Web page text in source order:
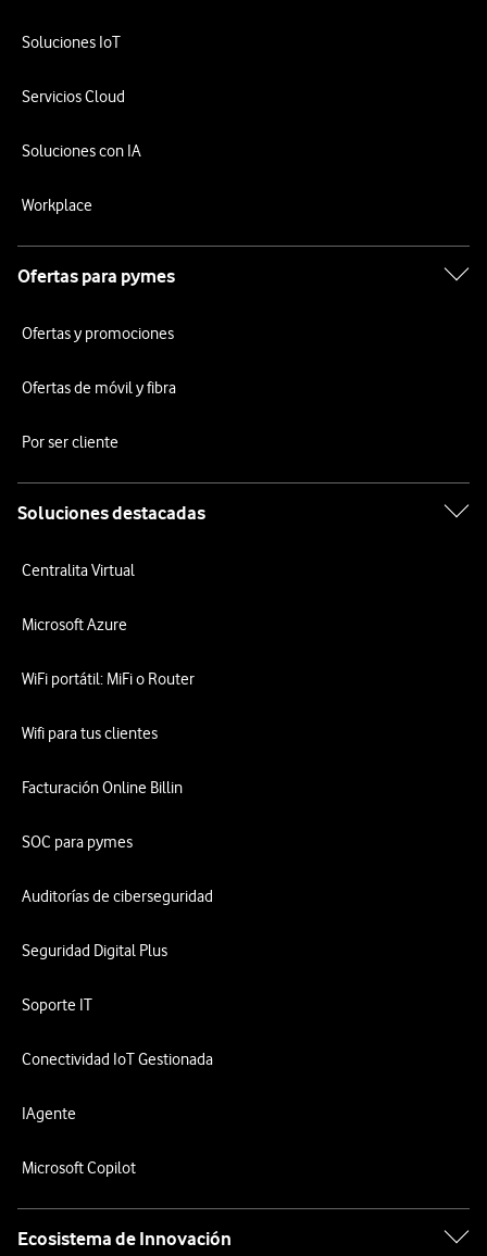
Soluciones IoT
Servicios Cloud
Soluciones con IA
Workplace
Ofertas para pymes
Ofertas y promociones
Ofertas de móvil y fibra
Por ser cliente
Soluciones destacadas
Centralita Virtual
Microsoft Azure
WiFi portátil: MiFi o Router
Wifi para tus clientes
Facturación Online Billin
SOC para pymes
Auditorías de ciberseguridad
Seguridad Digital Plus
Soporte IT
Conectividad IoT Gestionada
IAgente
Microsoft Copilot
Ecosistema de Innovación